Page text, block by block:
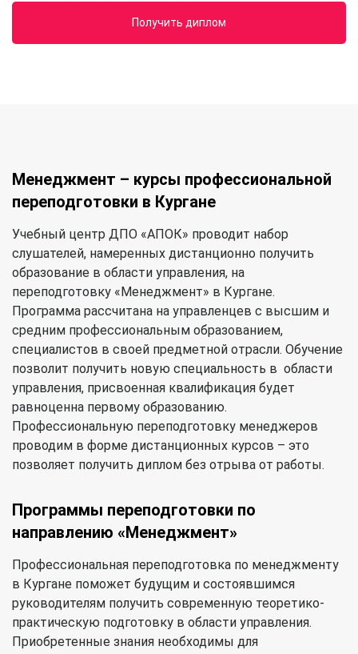
Получить диплом
Менеджмент – курсы профессиональной
переподготовки в Кургане
Учебный центр ДПО «АПОК» проводит набор
слушателей, намеренных дистанционно получить
образование в области управления, на
переподготовку «Менеджмент» в Кургане.
Программа рассчитана на управленцев с высшим и
средним профессиональным образованием,
специалистов в своей предметной отрасли. Обучение
позволит получить новую специальность в области
управления, присвоенная квалификация будет
равноценна первому образованию.
Профессиональную переподготовку менеджеров
проводим в форме дистанционных курсов – это
позволяет получить диплом без отрыва от работы.
Программы переподготовки по
направлению «Менеджмент»
Профессиональная переподготовка по менеджменту
в Кургане поможет будущим и состоявшимся
руководителям получить современную теоретико-
практическую подготовку в области управления.
Приобретенные знания необходимы для